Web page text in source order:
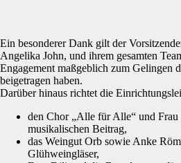
Ein besonderer Dank gilt der
Angelika John, und ihrem gesamten
Engagement maßgeblich zum Gelingen
beigetragen haben.
Darüber hinaus richtet die
den Chor „Alle für Alle“ und
musikalischen Beitrag,
das Weingut Orb sowie Anke
Glühweingläser,